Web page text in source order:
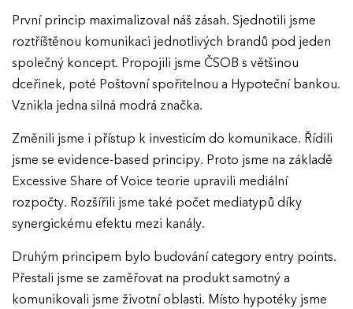
První princip maximalizoval náš zásah. Sjednotili jsme
roztříštěnou komunikaci jednotlivých brandů pod jeden
společný koncept. Propojili jsme ČSOB s většinou
dceřinek, poté Poštovní spořitelnou a Hypoteční bankou.
Vznikla jedna silná modrá značka.
Změnili jsme i přístup k investicím do komunikace. Řídili
jsme se evidence-based principy. Proto jsme na základě
Excessive Share of Voice teorie upravili mediální
rozpočty. Rozšířili jsme také počet mediatypů díky
synergickému efektu mezi kanály.
Druhým principem bylo budování category entry points.
Přestali jsme se zaměřovat na produkt samotný a
komunikovali jsme životní oblasti. Místo hypotéky jsme